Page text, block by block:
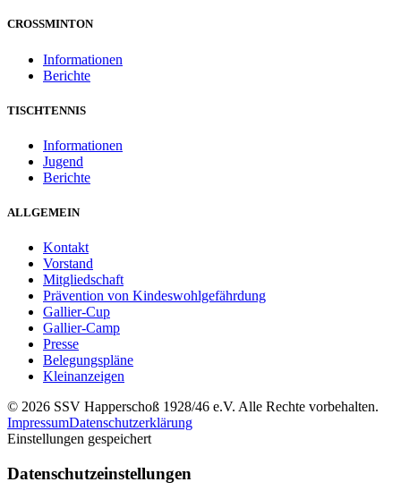
CROSSMINTON
Informationen
Berichte
TISCHTENNIS
Informationen
Jugend
Berichte
ALLGEMEIN
Kontakt
Vorstand
Mitgliedschaft
Prävention von Kindeswohlgefährdung
Gallier-Cup
Gallier-Camp
Presse
Belegungspläne
Kleinanzeigen
© 2026 SSV Happerschoß 1928/46 e.V. Alle Rechte vorbehalten.
ImpressumDatenschutzerklärung
Einstellungen gespeichert
Datenschutzeinstellungen